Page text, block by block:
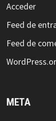
Acceder
Feed de
Feed de
META